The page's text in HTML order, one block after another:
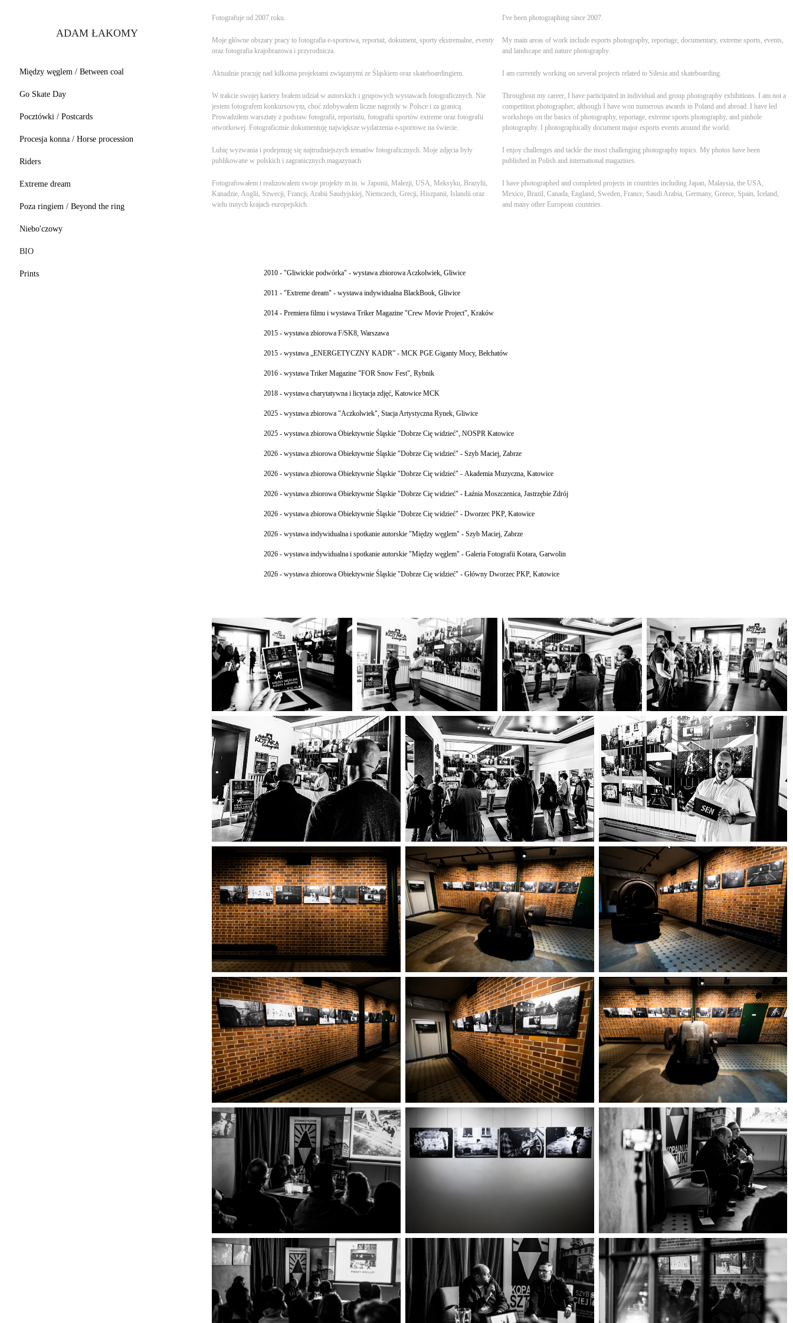
ADAM ŁAKOMY
Między węglem / Between coal
Go Skate Day
Pocztówki / Postcards
Procesja konna / Horse procession
Riders
Extreme dream
Poza ringiem / Beyond the ring
Niebo'czowy
BIO
Prints
Fotografuje od 2007 roku.
Moje główne obszary pracy to fotografia e-sportowa, reportaż, dokument, sporty ekstremalne, eventy
oraz fotografia krajobrazowa i przyrodnicza.
Aktualnie pracuję nad kilkoma projektami związanymi ze Śląskiem oraz skateboardingiem.
W trakcie swojej kariery brałem udział w autorskich i grupowych wystawach fotograficznych. Nie
jestem fotografem konkursowym, choć zdobywałem liczne nagrody w Polsce i za granicą.
Prowadziłem warsztaty z podstaw fotografii, reportażu, fotografii sportów extreme oraz fotografii
otworkowej. Fotograficznie dokumentuję największe wydarzenia e-sportowe na świecie.
Lubię wyzwania i podejmuję się najtrudniejszych tematów fotograficznych. Moje zdjęcia były
publikowane w polskich i zagranicznych magazynach.
Fotografowałem i realizowałem swoje projekty m.in. w Japonii, Malezji, USA, Meksyku, Brazylii,
Kanadzie, Anglii, Szwecji, Francji, Arabii Saudyjskiej, Niemczech, Grecji, Hiszpanii, Islandii oraz
wielu innych krajach europejskich.
I've been photographing since 2007.
My main areas of work include esports photography, reportage, documentary, extreme sports, events,
and landscape and nature photography.
I am currently working on several projects related to Silesia and skateboarding.
Throughout my career, I have participated in individual and group photography exhibitions. I am not a
competition photographer, although I have won numerous awards in Poland and abroad. I have led
workshops on the basics of photography, reportage, extreme sports photography, and pinhole
photography. I photographically document major esports events around the world.
I enjoy challenges and tackle the most challenging photography topics. My photos have been
published in Polish and international magazines.
I have photographed and completed projects in countries including Japan, Malaysia, the USA,
Mexico, Brazil, Canada, England, Sweden, France, Saudi Arabia, Germany, Greece, Spain, Iceland,
and many other European countries.
2010 - "Gliwickie podwórka" - wystawa zbiorowa Aczkolwiek, Gliwice
2011 - "Extreme dream" - wystawa indywidualna BlackBook, Gliwice
2014 - Premiera filmu i wystawa Triker Magazine "Crew Movie Project", Kraków
2015 - wystawa zbiorowa F/SK8, Warszawa
2015 - wystawa „ENERGETYCZNY KADR” - MCK PGE Giganty Mocy, Bełchatów
2016 - wystawa Triker Magazine "FOR Snow Fest", Rybnik
2018 - wystawa charytatywna i licytacja zdjęć, Katowice MCK
2025 - wystawa zbiorowa "Aczkolwiek", Stacja Artystyczna Rynek, Gliwice
2025 - wystawa zbiorowa Obiektywnie Śląskie "Dobrze Cię widzieć", NOSPR Katowice
2026 - wystawa zbiorowa Obiektywnie Śląskie "Dobrze Cię widzieć" - Szyb Maciej, Zabrze
2026 - wystawa zbiorowa Obiektywnie Śląskie "Dobrze Cię widzieć" - Akademia Muzyczna, Katowice
2026 - wystawa zbiorowa Obiektywnie Śląskie "Dobrze Cię widzieć" - Łaźnia Moszczenica, Jastrzębie Zdrój
2026 - wystawa zbiorowa Obiektywnie Śląskie "Dobrze Cię widzieć" - Dworzec PKP, Katowice
2026 - wystawa indywidualna i spotkanie autorskie "Między węglem" - Szyb Maciej, Zabrze
2026 - wystawa indywidualna i spotkanie autorskie "Między węglem" - Galeria Fotografii Kotara, Garwolin
2026 - wystawa zbiorowa Obiektywnie Śląskie "Dobrze Cię widzieć" - Główny Dworzec PKP, Katowice